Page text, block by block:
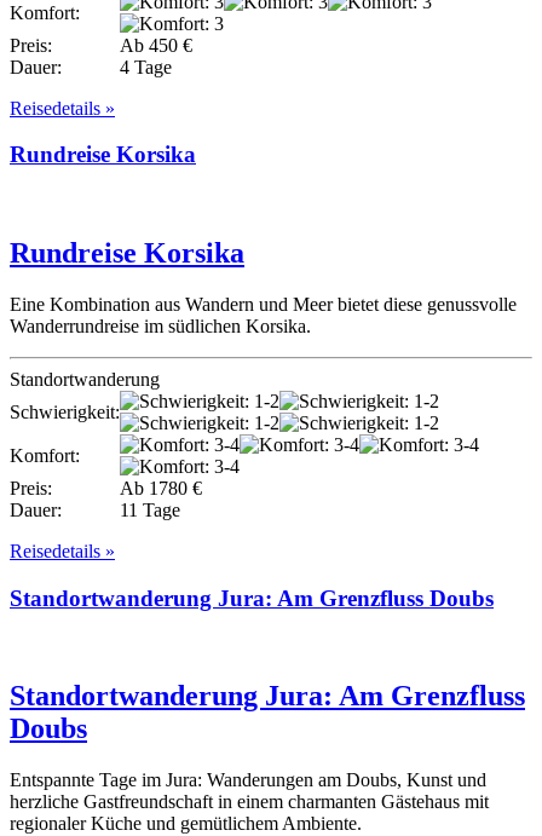
Komfort:
Preis:
Ab 450 €
Dauer:
4 Tage
Reisedetails »
Rundreise Korsika
Rundreise Korsika
Eine Kombination aus Wandern und Meer bietet diese genussvolle
Wanderrundreise im südlichen Korsika.
Standortwanderung
Schwierigkeit:
Komfort:
Preis:
Ab 1780 €
Dauer:
11 Tage
Reisedetails »
Standortwanderung Jura: Am Grenzfluss Doubs
Standortwanderung Jura: Am Grenzfluss
Doubs
Entspannte Tage im Jura: Wanderungen am Doubs, Kunst und
herzliche Gastfreundschaft in einem charmanten Gästehaus mit
regionaler Küche und gemütlichem Ambiente.